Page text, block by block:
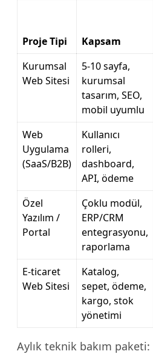
Proje Tipi Kapsam
Kurumsal
Web Sitesi
5-10 sayfa,
kurumsal
tasarım, SEO,
mobil uyumlu
Web
Uygulama
(SaaS/B2B)
Kullanıcı
rolleri,
dashboard,
API, ödeme
Özel
Yazılım /
Portal
Çoklu modül,
ERP/CRM
entegrasyonu,
raporlama
E-ticaret
Web Sitesi
Katalog,
sepet, ödeme,
kargo, stok
yönetimi
Aylık teknik bakım paketi: